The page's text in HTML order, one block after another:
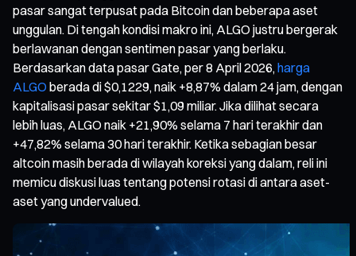
pasar sangat terpusat pada Bitcoin dan beberapa aset
unggulan. Di tengah kondisi makro ini, ALGO justru bergerak
berlawanan dengan sentimen pasar yang berlaku.
Berdasarkan data pasar Gate, per 8 April 2026, harga
ALGO berada di $0,1229, naik +8,87% dalam 24 jam, dengan
kapitalisasi pasar sekitar $1,09 miliar. Jika dilihat secara
lebih luas, ALGO naik +21,90% selama 7 hari terakhir dan
+47,82% selama 30 hari terakhir. Ketika sebagian besar
altcoin masih berada di wilayah koreksi yang dalam, reli ini
memicu diskusi luas tentang potensi rotasi di antara aset-
aset yang undervalued.